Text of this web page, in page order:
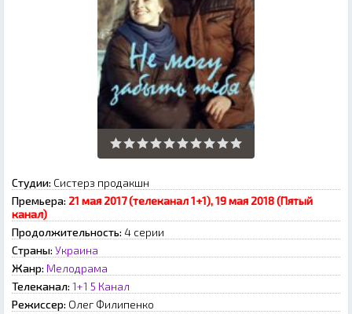
Студии: Систерз продакшн
Премьера: 21 мая 2017 (телеканал 1+1), 19 мая 2018 (Пятый
канал)
Продолжительность: 4 серии
Страны: Украина
Жанр: Мелодрама
Телеканал: 1+1 5 Канал
Режиссер: Олег Филипенко